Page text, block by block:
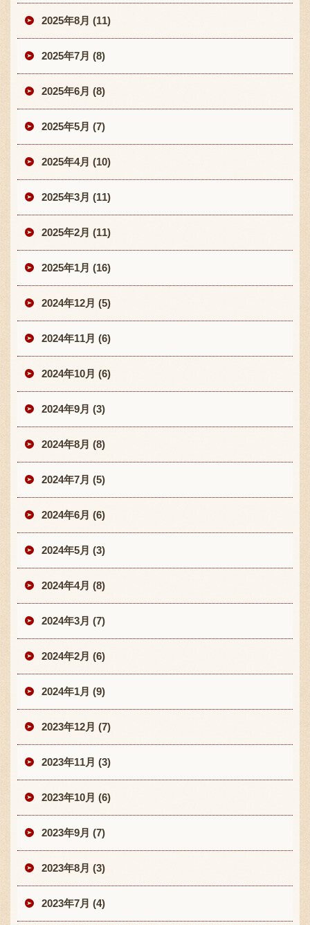
2025年8月 (11)
2025年7月 (8)
2025年6月 (8)
2025年5月 (7)
2025年4月 (10)
2025年3月 (11)
2025年2月 (11)
2025年1月 (16)
2024年12月 (5)
2024年11月 (6)
2024年10月 (6)
2024年9月 (3)
2024年8月 (8)
2024年7月 (5)
2024年6月 (6)
2024年5月 (3)
2024年4月 (8)
2024年3月 (7)
2024年2月 (6)
2024年1月 (9)
2023年12月 (7)
2023年11月 (3)
2023年10月 (6)
2023年9月 (7)
2023年8月 (3)
2023年7月 (4)